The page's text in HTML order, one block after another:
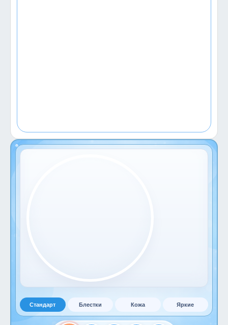
Стандарт Блестки Кожа Яркие